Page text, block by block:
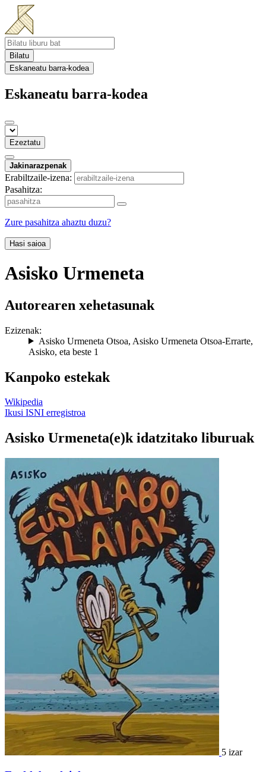
Bilatu
Eskaneatu barra-kodea
Eskaneatu barra-kodea
Ezeztatu
Jakinarazpenak
Erabiltzaile-izena:
Pasahitza:
Zure pasahitza ahaztu duzu?
Hasi saioa
Asisko Urmeneta
Autorearen xehetasunak
Ezizenak:
Asisko Urmeneta Otsoa, Asisko Urmeneta Otsoa-Errarte,
Asisko, eta beste 1
Kanpoko estekak
Wikipedia
Ikusi ISNI erregistroa
Asisko Urmeneta(e)k idatzitako liburuak
5 izar